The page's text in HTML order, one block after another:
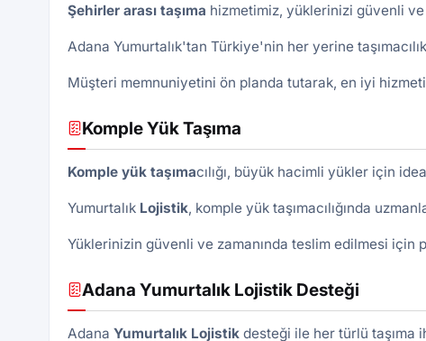
Şehirler arası taşıma hizmetimiz, yüklerinizi güvenli ve
Adana Yumurtalık'tan Türkiye'nin her yerine
Müşteri memnuniyetini ön planda tutarak, en iyi
Komple Yük Taşıma
Komple yük taşımacılığı, büyük hacimli yükler için
Yumurtalık Lojistik, komple yük taşımacılığında
Yüklerinizin güvenli ve zamanında teslim edilmesi için
Adana Yumurtalık Lojistik Desteği
Adana Yumurtalık Lojistikdesteği ile her türlü taşıma